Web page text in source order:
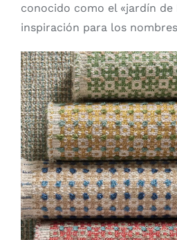
conocido como el «jardín
inspiración para los